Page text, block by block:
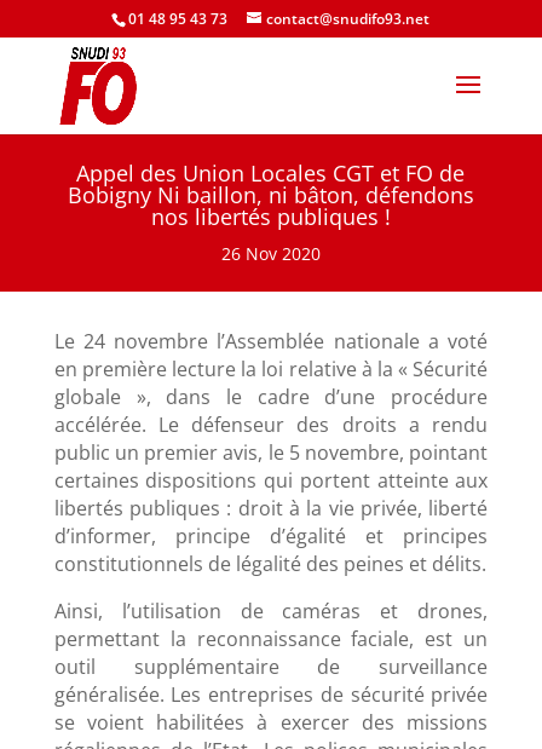
01 48 95 43 73 contact@snudifo93.net
Appel des Union Locales CGT et FO de
Bobigny Ni baillon, ni bâton, défendons
nos libertés publiques !
26 Nov 2020
Le 24 novembre l’Assemblée nationale a voté
en première lecture la loi relative à la « Sécurité
globale », dans le cadre d’une procédure
accélérée. Le défenseur des droits a rendu
public un premier avis, le 5 novembre, pointant
certaines dispositions qui portent atteinte aux
libertés publiques : droit à la vie privée, liberté
d’informer, principe d’égalité et principes
constitutionnels de légalité des peines et délits.
Ainsi, l’utilisation de caméras et drones,
permettant la reconnaissance faciale, est un
outil supplémentaire de surveillance
généralisée. Les entreprises de sécurité privée
se voient habilitées à exercer des missions